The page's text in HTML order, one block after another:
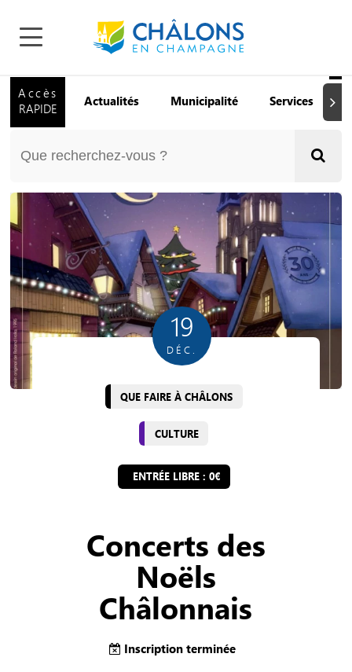
Accès
RAPIDE
Actualités Municipalité Services
19
DÉC.
QUE FAIRE À CHÂLONS
CULTURE
ENTRÉE LIBRE : 0€
Concerts des
Noëls
Châlonnais
Inscription terminée